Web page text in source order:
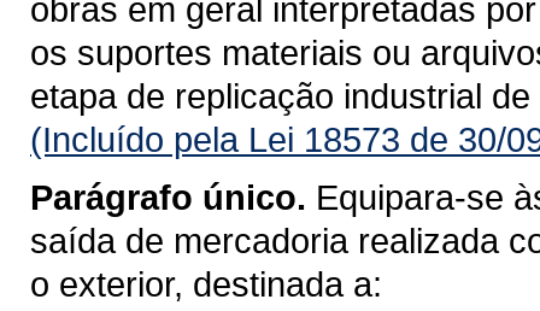
obras em geral interpretadas
os suportes materiais ou
etapa de replicação industrial
(Incluído pela Lei 18573 de 30/
Parágrafo único. Equipara-se
saída de mercadoria realizada
o exterior, destinada a: